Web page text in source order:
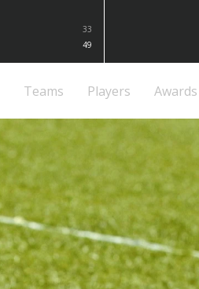
33
49
Teams Players Awards